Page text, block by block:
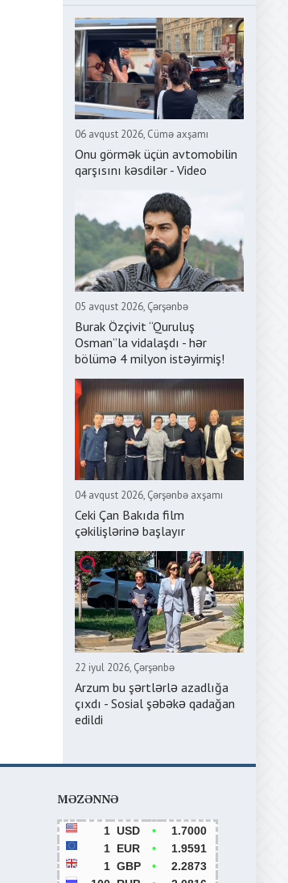
06 avqust 2026, Cümə axşamı
Onu görmək üçün avtomobilin
qarşısını kəsdilər - Video
05 avqust 2026, Çərşənbə
Burak Özçivit “Quruluş
Osman”la vidalaşdı - hər
bölümə 4 milyon istəyirmiş!
04 avqust 2026, Çərşənbə axşamı
Ceki Çan Bakıda film
çəkilişlərinə başlayır
22 iyul 2026, Çərşənbə
Arzum bu şərtlərlə azadlığa
çıxdı - Sosial şəbəkə qadağan
edildi
MƏZƏNNƏ
1 USD •
1.7000
1 EUR •
1.9591
1 GBP •
2.2873